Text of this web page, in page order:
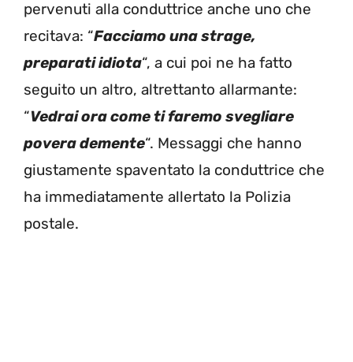
pervenuti alla conduttrice anche uno che
recitava: “Facciamo una strage,
preparati idiota“, a cui poi ne ha fatto
seguito un altro, altrettanto allarmante:
“Vedrai ora come ti faremo svegliare
povera demente“. Messaggi che hanno
giustamente spaventato la conduttrice che
ha immediatamente allertato la Polizia
postale.